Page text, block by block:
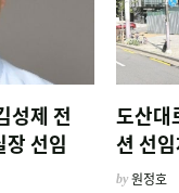
성제 전
선임
도산대
션 선
보
by원정호